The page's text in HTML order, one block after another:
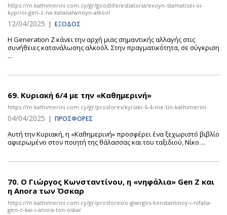
https://m.kathimerini.com.cy/gr/goodlife/estiatoria/exoyn-stamatisei-oi-
kyprioi-gen-z-na-katanalwnoyn-alkool
12/04/2025 | ΕΞΟΔΟΣ
Η Generation Z κάνει την αρχή μιας σημαντικής αλλαγής στις
συνήθειες κατανάλωσης αλκοόλ. Στην πραγματικότητα, σε σύγκριση
...
69. Κυριακή 6/4 με την «Καθημερινή»
https://m.kathimerini.com.cy/gr/prosfores/kyriaki-6-4-me-tin-kathimerini
04/04/2025 | ΠΡΟΣΦΟΡΕΣ
Αυτή την Κυριακή, η «Καθημερινή» προσφέρει ένα ξεχωριστό βιβλίο
αφιερωμένο στον ποιητή της θάλασσας και του ταξιδιού, Νίκο ...
70. Ο Γιώργος Κωνσταντίνου, η «νηφάλια» Gen Z και
η Anora των Όσκαρ
https://m.kathimerini.com.cy/gr/prosfores/o-giwrgos-konstantinoy-i-nifalia-
gen-z-kai-i-anora-ton-oskar